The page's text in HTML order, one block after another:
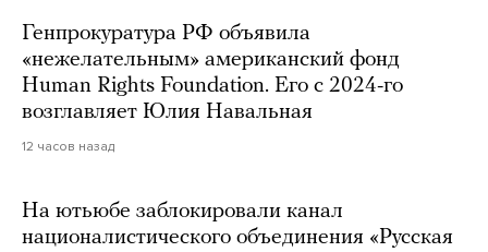
Генпрокуратура РФ объявила
«нежелательным» американский фонд
Human Rights Foundation. Его с 2024-го
возглавляет Юлия Навальная
12 часов назад
На ютьюбе заблокировали канал
националистического объединения «Русская